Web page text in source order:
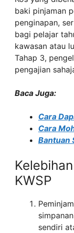
baki pinjaman
penginapan,
bagi pelajar
kawasan atau
Tahap 3,
pengajian
Baca Juga:
Cara
Cara
Bantuan
KWSP
sendiri